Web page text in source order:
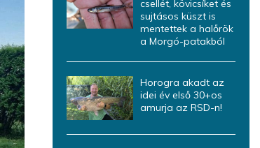
csellét, kövicsíket és
sujtásos küszt is
mentettek a halőrök
a Morgó-patakból
Horogra akadt az
idei év első 30+os
amurja az RSD-n!